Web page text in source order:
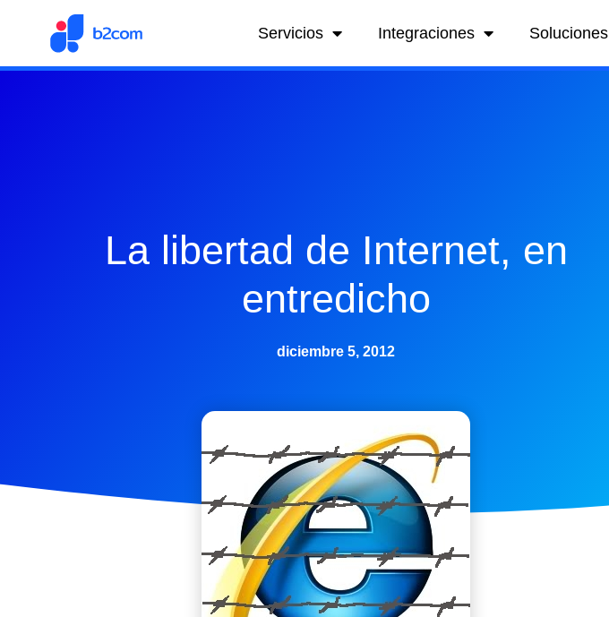
Servicios Integraciones Soluciones
La libertad de Internet, en
entredicho
diciembre 5, 2012